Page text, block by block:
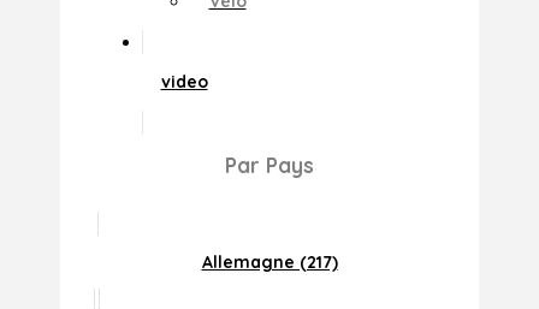
video
Par Pays
Allemagne (217)